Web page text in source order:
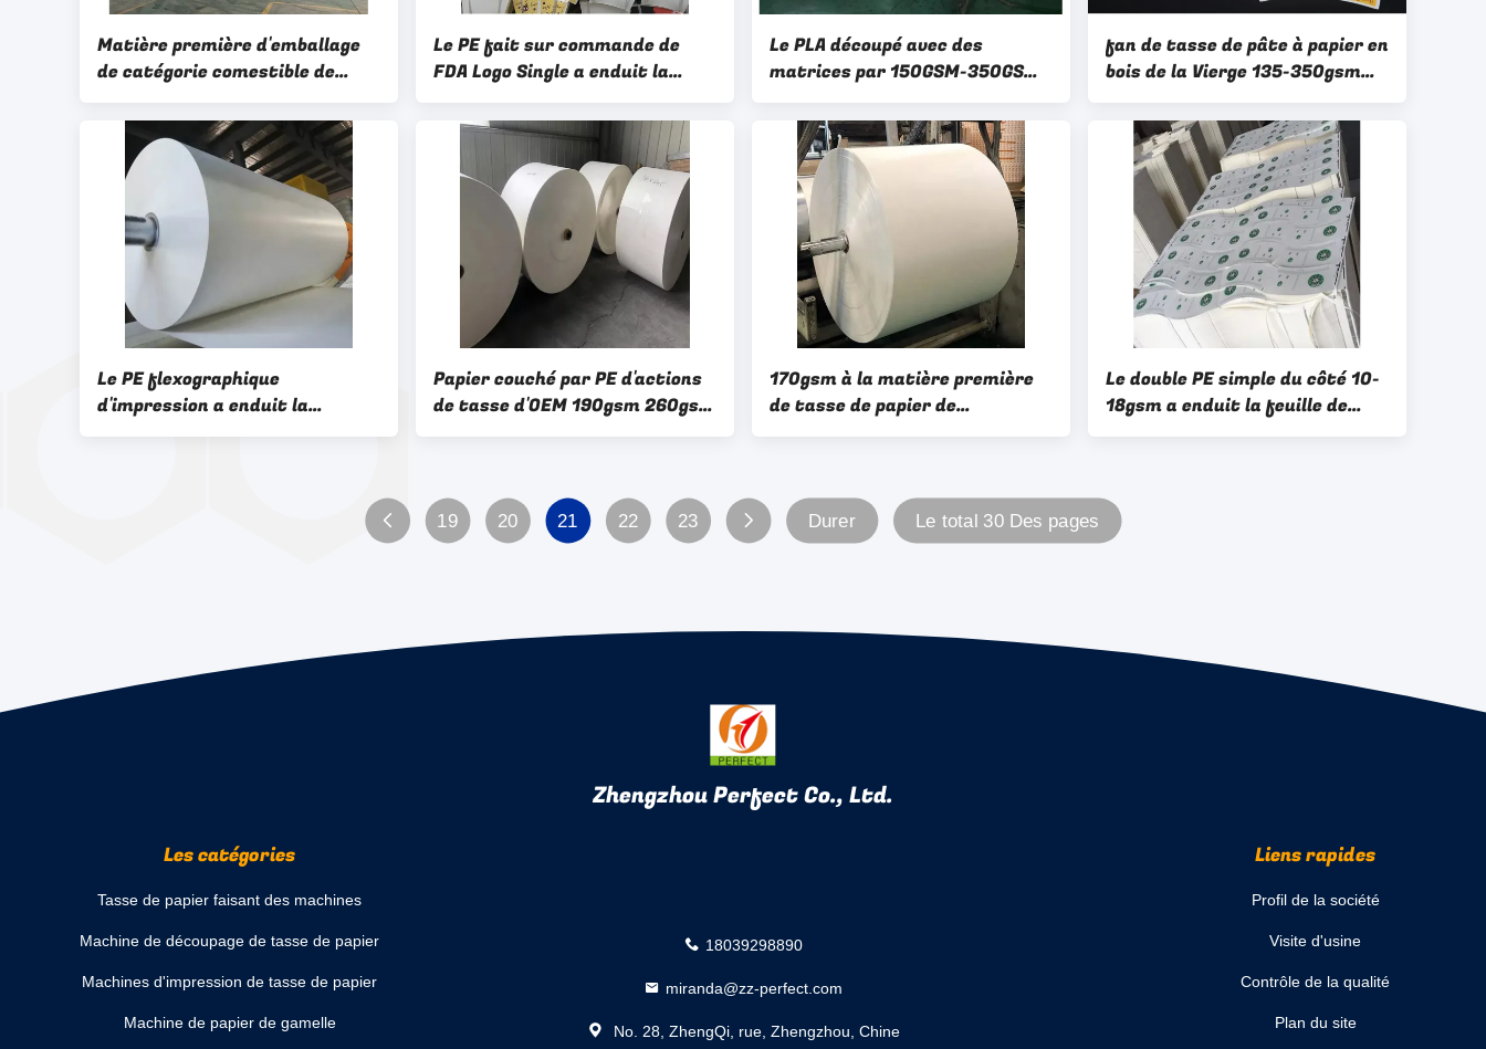
Matière première d'emballage
de catégorie comestible de
petit pain fait sur commande
de papier pour les tasses de
papier
Le PE fait sur commande de
FDA Logo Single a enduit la
matière première courante de
tasse de papier
Le PLA découpé avec des
matrices par 150GSM-350GSM
a enduit le résistant à l'eau de
papier de petit pain
fan de tasse de pâte à papier en
bois de la Vierge 135-350gsm
pour faire la tasse de papier
Le PE flexographique
d'impression a enduit la
matière première de tasse de
Papier couché par PE d'actions
de tasse d'OEM 190gsm 260gsm
en feuille de petit pain
170gsm à la matière première
de tasse de papier de
revêtement du PE 280gsm a
Le double PE simple du côté 10-
18gsm a enduit la feuille de
papier sulfurisée
19 20 21 22 23 Durer Le total 30 Des pages
Zhengzhou Perfect Co., Ltd.
Les catégories
Tasse de papier faisant des machines
Machine de découpage de tasse de papier
Machines d'impression de tasse de papier
Machine de papier de gamelle
18039298890
miranda@zz-perfect.com
No. 28, ZhengQi, rue, Zhengzhou, Chine
Liens rapides
Profil de la société
Visite d'usine
Contrôle de la qualité
Plan du site